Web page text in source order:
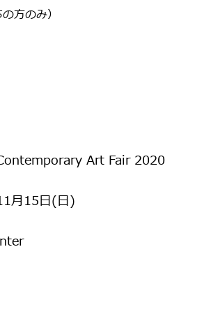
方のみ）
Art Fair 2020
月15日(日)